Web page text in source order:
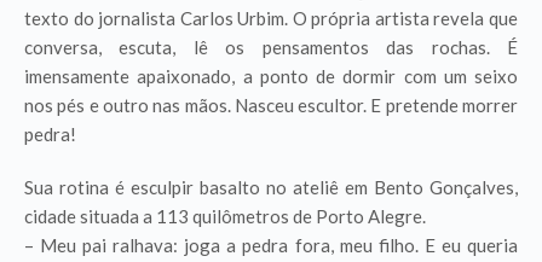
texto do jornalista Carlos Urbim. O própria artista revela que
conversa, escuta, lê os pensamentos das rochas. É
imensamente apaixonado, a ponto de dormir com um seixo
nos pés e outro nas mãos. Nasceu escultor. E pretende morrer
pedra!
Sua rotina é esculpir basalto no ateliê em Bento Gonçalves,
cidade situada a 113 quilômetros de Porto Alegre.
– Meu pai ralhava: joga a pedra fora, meu filho. E eu queria